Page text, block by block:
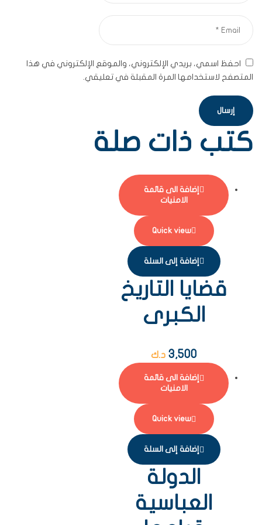
احفظ اسمي، بريدي الإلكتروني، والموقع الإلكتروني في هذا
المتصفح لاستخدامها المرة المقبلة في تعليقي.
كتب ذات صلة
إضافة الى قائمة
الامنيات
Quick view
إضافة إلى السلة
قضايا التاريخ
الكبرى
3,500 د.ك
إضافة الى قائمة
الامنيات
Quick view
إضافة إلى السلة
الدولة
العباسية